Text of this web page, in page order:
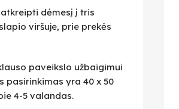
dėmesį į tris
viršuje, prie prekės
paveikslo užbaigimui
pasirinkimas yra 40 x 50
4-5 valandas.